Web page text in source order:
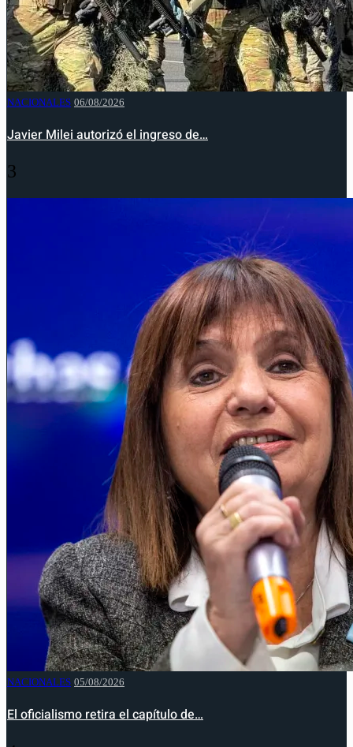
NACIONALES 06/08/2026
Javier Milei autorizó el ingreso de…
3
NACIONALES 05/08/2026
El oficialismo retira el capítulo de…